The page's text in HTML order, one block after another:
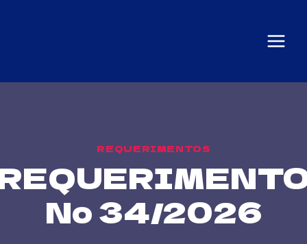
REQUERIMENTOS
Nº 34/2026